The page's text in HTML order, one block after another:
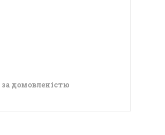
за домовленістю